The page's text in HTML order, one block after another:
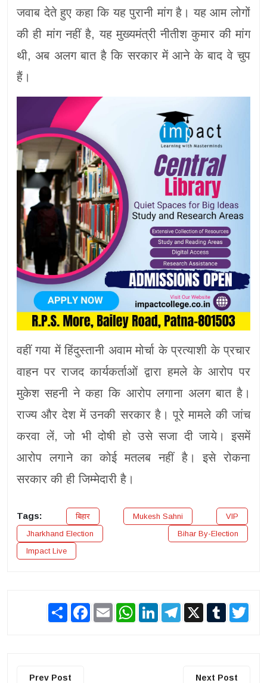
जवाब देते हुए कहा कि यह पुरानी मांग है। यह आम लोगों
की ही मांग नहीं है, यह मुख्यमंत्री नीतीश कुमार की मांग
थी, अब अलग बात है कि सरकार में आने के बाद वे चुप
हैं।
वहीं गया में हिंदुस्तानी अवाम मोर्चा के प्रत्याशी के प्रचार
वाहन पर राजद कार्यकर्ताओं द्वारा हमले के आरोप पर
मुकेश सहनी ने कहा कि आरोप लगाना अलग बात है।
राज्य और देश में उनकी सरकार है। पूरे मामले की जांच
करवा लें, जो भी दोषी हो उसे सजा दी जाये। इसमें
आरोप लगाने का कोई मतलब नहीं है। इसे रोकना
सरकार की ही जिम्मेदारी है।
Tags: बिहार Mukesh Sahni
VIP
Jharkhand Election
Bihar By-Election
Impact Live
Share Facebook
Email WhatsAppLinkedInTelegram
X Tumblr
Prev Post Next Post